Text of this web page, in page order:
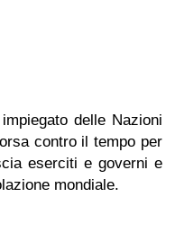
delle Nazioni
contro il tempo per
eserciti e governi e
mondiale.